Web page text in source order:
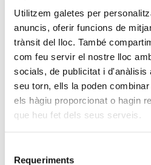
Utilitzem galetes per
anuncis, oferir funcions de
trànsit del lloc. També
com feu servir el nostre lloc
socials, de publicitat i d'anàlisis
seu torn, ells la poden
els hàgiu proporcionat o hagin
que heu fet dels seus serveis.
Requeriments
19 Març 2026 2 min
El cas Tiffany & Co: